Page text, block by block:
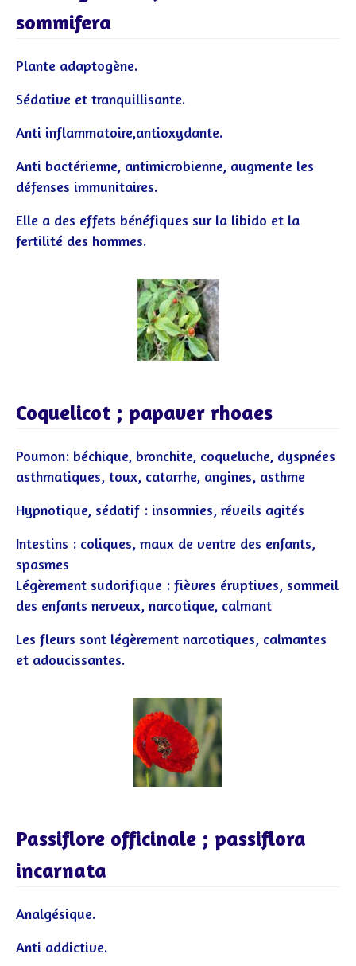
sommifera
Plante adaptogène.
Sédative et tranquillisante.
Anti inflammatoire,antioxydante.
Anti bactérienne, antimicrobienne, augmente les
défenses immunitaires.
Elle a des effets bénéfiques sur la libido et la
fertilité des hommes.
Coquelicot ; papaver rhoaes
Poumon: béchique, bronchite, coqueluche, dyspnées
asthmatiques, toux, catarrhe, angines, asthme
Hypnotique, sédatif : insomnies, réveils agités
Intestins : coliques, maux de ventre des enfants,
spasmes
Légèrement sudorifique : fièvres éruptives, sommeil
des enfants nerveux, narcotique, calmant
Les fleurs sont légèrement narcotiques, calmantes
et adoucissantes.
Passiflore officinale ; passiflora
incarnata
Analgésique.
Anti addictive.